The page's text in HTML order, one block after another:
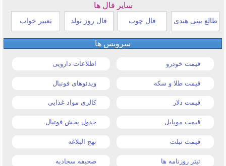
سایر فال ها
طالع بینی هندی فال چوب فال روز تولد تعبیر خواب
سرویس ها
قیمت خودرو اطلاعات دارویی
قیمت طلا و سکه ویدئوهای فوتبال
قیمت دلار کالری مواد غذایی
قیمت موبایل جدول پخش فوتبال
قیمت تبلت نهج البلاغه
تیتر روزنامه ها صحیفه سجادیه